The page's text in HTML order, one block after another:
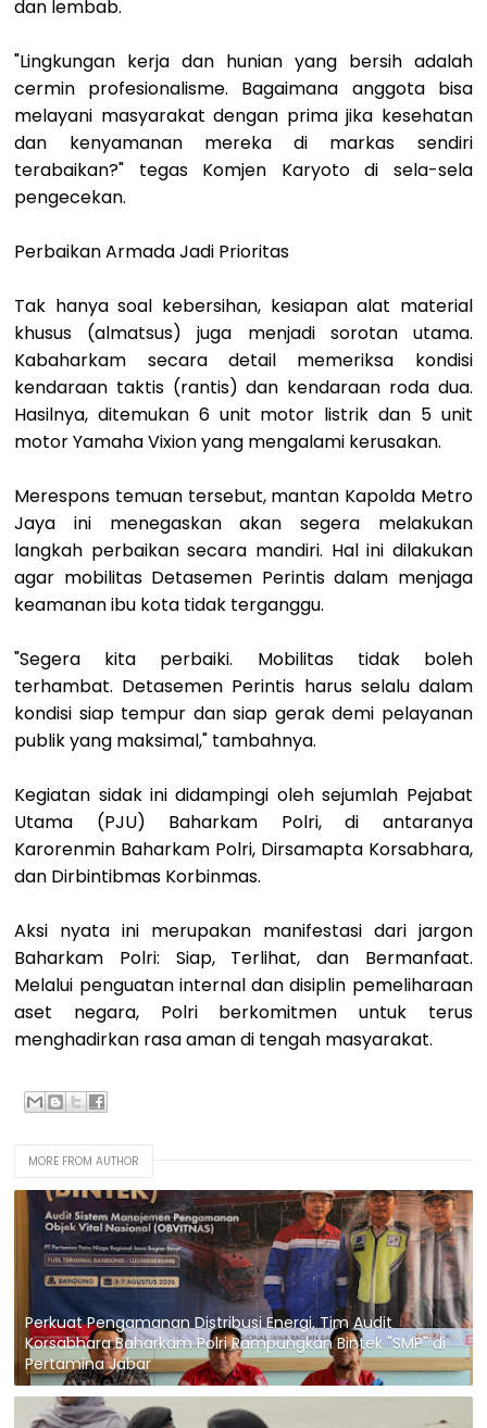
dan lembab.
"Lingkungan kerja dan hunian yang bersih adalah
cermin profesionalisme. Bagaimana anggota bisa
melayani masyarakat dengan prima jika kesehatan
dan kenyamanan mereka di markas sendiri
terabaikan?" tegas Komjen Karyoto di sela-sela
pengecekan.
Perbaikan Armada Jadi Prioritas
Tak hanya soal kebersihan, kesiapan alat material
khusus (almatsus) juga menjadi sorotan utama.
Kabaharkam secara detail memeriksa kondisi
kendaraan taktis (rantis) dan kendaraan roda dua.
Hasilnya, ditemukan 6 unit motor listrik dan 5 unit
motor Yamaha Vixion yang mengalami kerusakan.
Merespons temuan tersebut, mantan Kapolda Metro
Jaya ini menegaskan akan segera melakukan
langkah perbaikan secara mandiri. Hal ini dilakukan
agar mobilitas Detasemen Perintis dalam menjaga
keamanan ibu kota tidak terganggu.
"Segera kita perbaiki. Mobilitas tidak boleh
terhambat. Detasemen Perintis harus selalu dalam
kondisi siap tempur dan siap gerak demi pelayanan
publik yang maksimal," tambahnya.
Kegiatan sidak ini didampingi oleh sejumlah Pejabat
Utama (PJU) Baharkam Polri, di antaranya
Karorenmin Baharkam Polri, Dirsamapta Korsabhara,
dan Dirbintibmas Korbinmas.
Aksi nyata ini merupakan manifestasi dari jargon
Baharkam Polri: Siap, Terlihat, dan Bermanfaat.
Melalui penguatan internal dan disiplin pemeliharaan
aset negara, Polri berkomitmen untuk terus
menghadirkan rasa aman di tengah masyarakat.
MORE FROM AUTHOR
Perkuat Pengamanan Distribusi Energi, Tim Audit
Korsabhara Baharkam Polri Rampungkan Bintek "SMP" di
Pertamina Jabar